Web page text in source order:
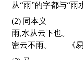
从“雨”的字都与“雨
(2) 同本义
雨,水从云下也。——
密云不雨。——《易